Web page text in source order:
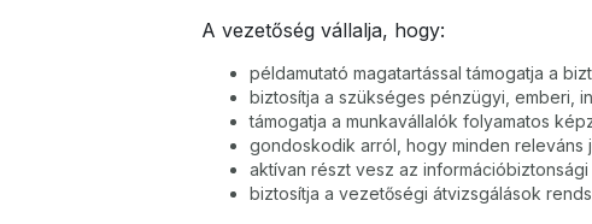
A vezetőség vállalja, hogy:
példamutató magatartással támogatja a
biztosítja a szükséges pénzügyi, emberi,
támogatja a munkavállalók folyamatos
gondoskodik arról, hogy minden
aktívan részt vesz az
biztosítja a vezetőségi átvizsgálások